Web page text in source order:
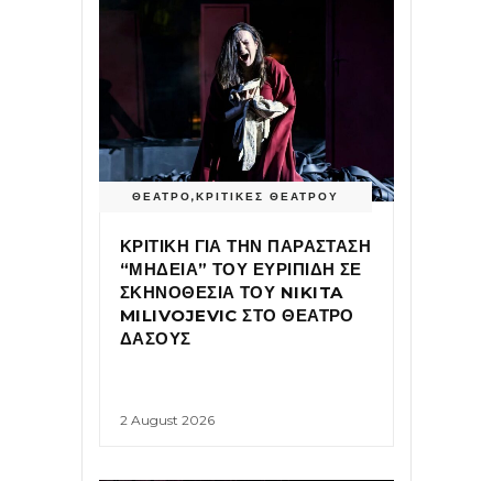
ΘΕΑΤΡΟ,ΚΡΙΤΙΚΕΣ ΘΕΑΤΡΟΥ
ΚΡΙΤΙΚΗ ΓΙΑ ΤΗΝ ΠΑΡΑΣΤΑΣΗ
“ΜΗΔΕΙΑ” ΤΟΥ ΕΥΡΙΠΙΔΗ ΣΕ
ΣΚΗΝΟΘΕΣΙΑ ΤΟΥ NIKITA
MILIVOJEVIC ΣΤΟ ΘΕΑΤΡΟ
ΔΑΣΟΥΣ
2 August 2026